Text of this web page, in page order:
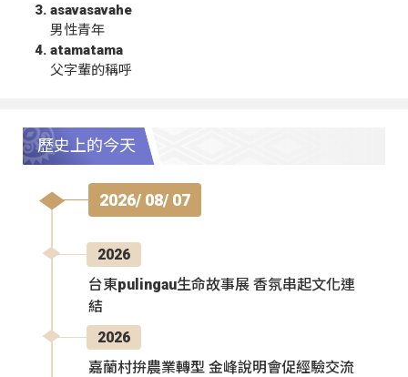
asavasavahe
男性青年
atamatama
父字輩的稱呼
歷史上的今天
2026/ 08/ 07
2026
台東pulingau生命故事展 香氛串起文化連
結
2026
嘉蘭村拚農業轉型 金峰說明會促經驗交流